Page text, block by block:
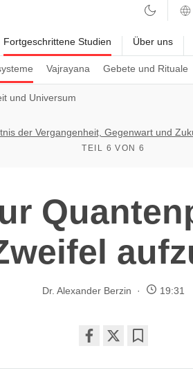
Fortgeschrittene Studien
Vajrayana Gebete und Rituale
Über uns
und Universum
der Vergangenheit, Gegenwart und
TEIL 6 VON 6
Dr. Alexander Berzin 19:31